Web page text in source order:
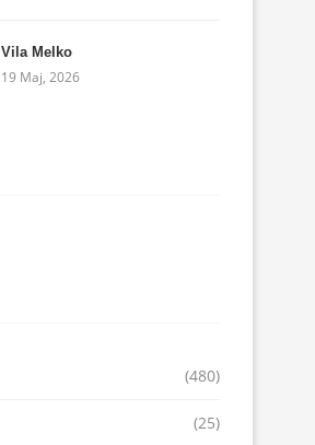
Vila Melko
19 Maj, 2026
(480)
(25)